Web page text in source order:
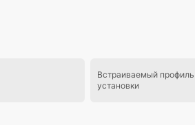
Встраиваемый
установки